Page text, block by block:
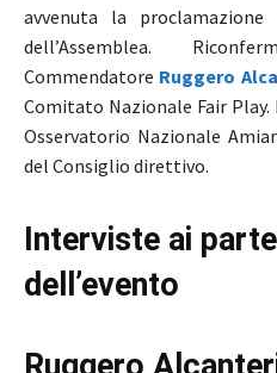
avvenuta la
dell’Assemblea.
Commendatore Ruggero
Comitato Nazionale Fair Play.
Osservatorio Nazionale
del Consiglio direttivo.
Interviste ai
dell’evento